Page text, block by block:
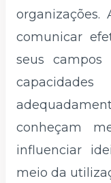
organizações.
comunicar
seus
conheçam
influenciar
meio da